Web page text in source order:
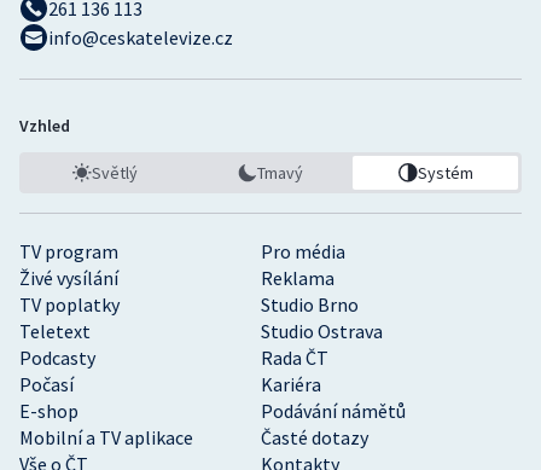
TV program
Pro média
Živé vysílání
Reklama
TV poplatky
Studio Brno
Teletext
Studio Ostrava
Podcasty
Rada ČT
Počasí
Kariéra
E-shop
Podávání námětů
Mobilní a TV aplikace
Časté dotazy
Vše o ČT
Kontakty
261 136 113
info@ceskatelevize.cz
Vzhled
Světlý Tmavý Systém